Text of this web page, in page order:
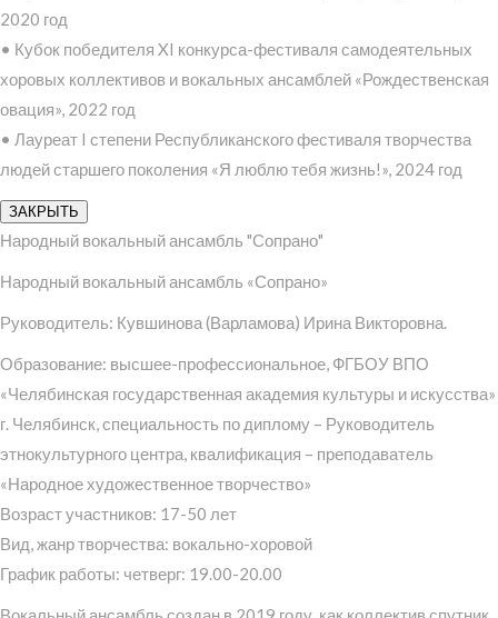
2020 год
• Кубок победителя XI конкурса-фестиваля самодеятельных
хоровых коллективов и вокальных ансамблей «Рождественская
овация», 2022 год
• Лауреат I степени Республиканского фестиваля творчества
людей старшего поколения «Я люблю тебя жизнь!», 2024 год
ЗАКРЫТЬ
Народный вокальный ансамбль "Сопрано"
Народный вокальный ансамбль «Сопрано»
Руководитель: Кувшинова (Варламова) Ирина Викторовна.
Образование: высшее-профессиональное, ФГБОУ ВПО
«Челябинская государственная академия культуры и искусства»
г. Челябинск, специальность по диплому – Руководитель
этнокультурного центра, квалификация – преподаватель
«Народное художественное творчество»
Возраст участников: 17-50 лет
Вид, жанр творчества: вокально-хоровой
График работы: четверг: 19.00-20.00